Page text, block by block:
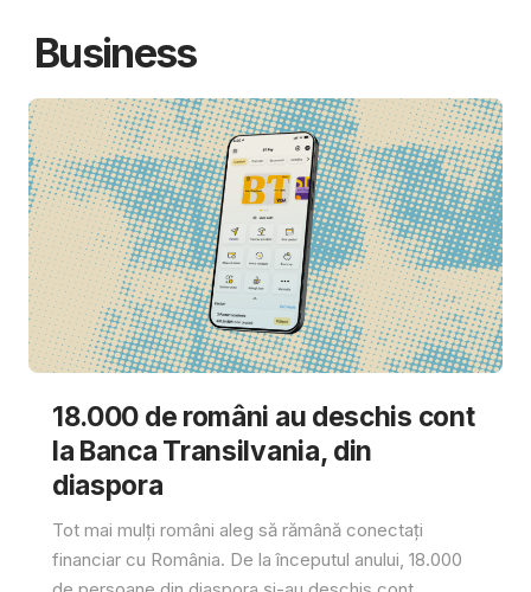
Business
18.000 de români au deschis cont
la Banca Transilvania, din
diaspora
Tot mai mulți români aleg să rămână conectați
financiar cu România. De la începutul anului, 18.000